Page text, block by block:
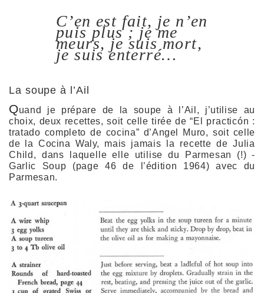
C’en est fait, je n’en
puis plus ; je me
meurs, je suis mort,
je suis enterré…
La soupe à l’Ail
Quand je prépare de la soupe à l’Ail, j’utilise au
choix, deux recettes, soit celle tirée de “El practicón :
tratado completo de cocina” d’Angel Muro, soit celle
de la Cocina Waly, mais jamais la recette de Julia
Child, dans laquelle elle utilise du Parmesan (!) -
Garlic Soup (page 46 de l’édition 1964) avec du
Parmesan.